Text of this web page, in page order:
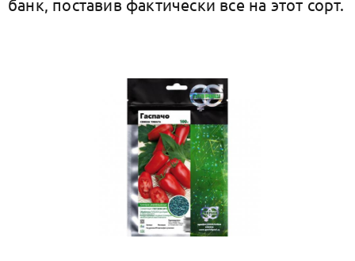
банк, поставив фактически все на этот сорт.